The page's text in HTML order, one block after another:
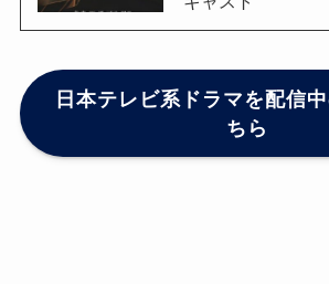
日本テレビ系ドラマを配信
ちら